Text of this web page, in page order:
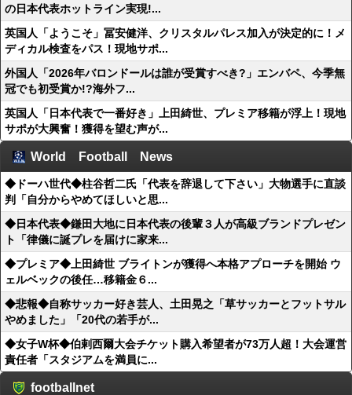
の日本代表ホットライン実現!...
英国人「ようこそ」冨安健洋、クリスタルパレス加入が決定的に！メ
ディカル検査をパス！現地サポ...
外国人「2026年バロンドールは誰が受賞すべき?」エンバペ、今季無
冠でも初受賞か!?海外フ...
英国人「日本代表で一番好き」上田綺世、プレミア移籍が浮上！現地
サポが大興奮！獲得を望む声が...
World Football News
◆ドーハ世代◆柱谷哲二氏「代表を辞退して下さい」大物選手に直談
判「自分からやめてほしいと思...
◆日本代表◆鎌田大地に日本代表の後輩３人が高級ブランドプレゼン
ト「律儀に誕プレを届けに家来...
◆プレミア◆上田綺世 ブライトンが獲得へ本格アプローチを開始 ウ
ェルベックの後任…移籍金６...
◆悲報◆自称サッカー好き芸人、土田晃之「草サッカーとフットサル
やめました」「20代の若手が...
◆女子W杯◆伯剌西爾大会チケット購入希望者が73万人超！大会運営
責任者「スタジアムを満員に...
footballnet